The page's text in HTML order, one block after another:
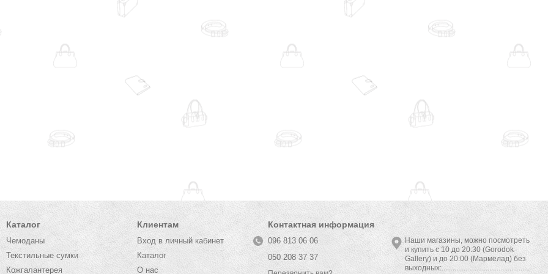
Каталог
Чемоданы
Текстильные сумки
Кожгалантерея
Клиентам
Вход в личный кабинет
Каталог
О нас
Контактная информация
096 813 06 06
050 208 37 37
Наши магазины, можно посмотреть
и купить с 10 до 20:30 (Gorodok
Gallery) и до 20:00 (Мармелад) без
выходных:................................................